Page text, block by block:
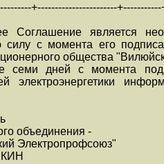
+-----------------------
Соглашение является
силу с момента его
общества
семи дней с момента
электроэнергетики
объединения -
Электропрофсоюз"